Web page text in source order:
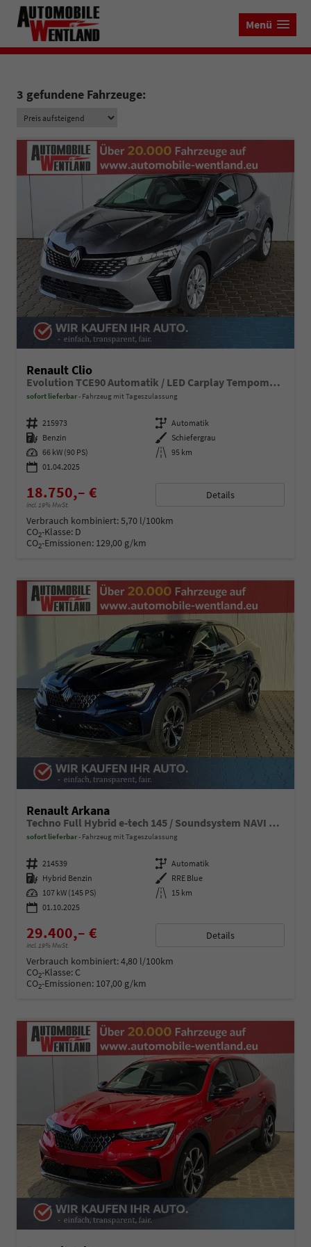
Menü
3 gefundene Fahrzeuge:
Renault Clio
Evolution TCE90 Automatik / LED Carplay Tempomat Alu 16"
sofort lieferbar Fahrzeug mit Tageszulassung
Fahrzeugnummer 215973 Getriebe Automatik
Kraftstoff Benzin Außenfarbe Schiefergrau
Leistung 66 kW (90 PS) Kilometerstand 95 km
01.04.2025
18.750,– €
incl. 19% MwSt.
Details
Verbrauch kombiniert:5,70 l/100km
CO2-Klasse: D
CO2-Emissionen: 129,00 g/km
Renault Arkana
Techno Full Hybrid e-tech 145 / Soundsystem NAVI Teilleder ACC PDC vo.+hi. Rückfahrkamera KEYLESS LED
sofort lieferbar Fahrzeug mit Tageszulassung
Fahrzeugnummer 214539 Getriebe Automatik
Kraftstoff Hybrid Benzin Außenfarbe RRE Blue
Leistung 107 kW (145 PS) Kilometerstand 15 km
01.10.2025
29.400,– €
incl. 19% MwSt.
Details
Verbrauch kombiniert:4,80 l/100km
CO2-Klasse: C
CO2-Emissionen: 107,00 g/km